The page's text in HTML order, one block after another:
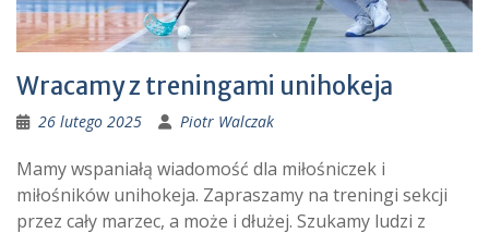
Wracamy z treningami unihokeja
26 lutego 2025 Piotr Walczak
Mamy wspaniałą wiadomość dla miłośniczek i
miłośników unihokeja. Zapraszamy na treningi sekcji
przez cały marzec, a może i dłużej. Szukamy ludzi z